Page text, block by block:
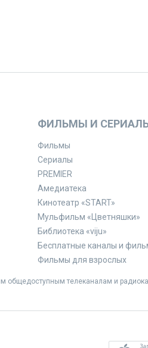
ФИЛЬМЫ И
Фильмы
Сериалы
PREMIER
Амедиатека
Кинотеатр «START»
Мульфильм «Цветняшки»
Библиотека «viju»
Бесплатные каналы и
Фильмы для взрослых
общедоступным телеканалам и